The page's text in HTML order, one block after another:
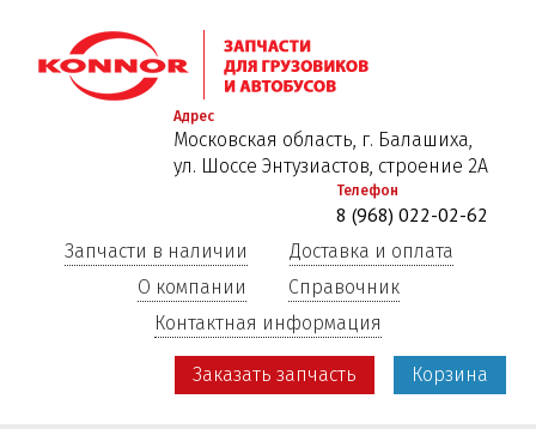
к
основному
Адрес
Московская область, г. Балашиха,
ул. Шоссе Энтузиастов, строение 2А
Телефон
8 (968) 022-02-62
Запчасти в наличии
Доставка и оплата
О компании
Справочник
Контактная информация
Заказать запчасть Корзина